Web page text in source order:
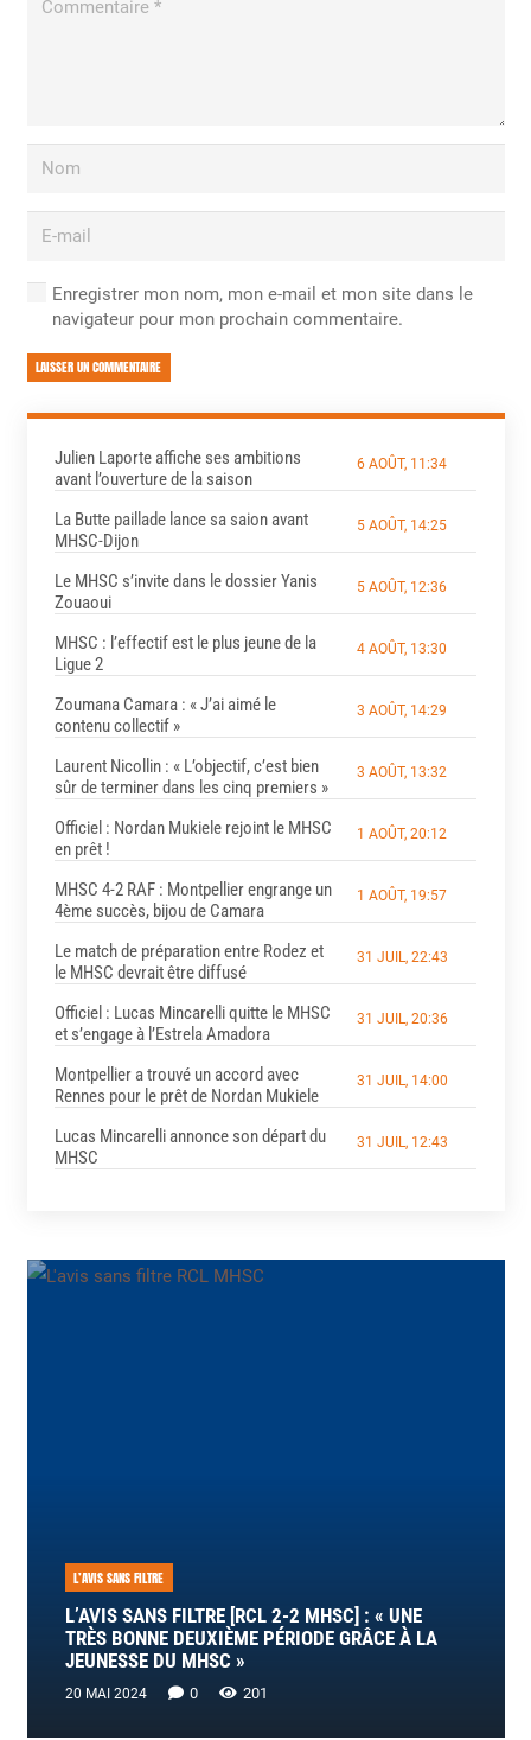
Enregistrer mon nom, mon e-mail et mon site dans le
navigateur pour mon prochain commentaire.
LAISSER UN COMMENTAIRE
Julien Laporte affiche ses ambitions
avant l’ouverture de la saison
6 AOÛT, 11:34
La Butte paillade lance sa saion avant
MHSC-Dijon
5 AOÛT, 14:25
Le MHSC s’invite dans le dossier Yanis
Zouaoui
5 AOÛT, 12:36
MHSC : l’effectif est le plus jeune de la
Ligue 2
4 AOÛT, 13:30
Zoumana Camara : « J’ai aimé le
contenu collectif »
3 AOÛT, 14:29
Laurent Nicollin : « L’objectif, c’est bien
sûr de terminer dans les cinq premiers »
3 AOÛT, 13:32
Officiel : Nordan Mukiele rejoint le MHSC
en prêt !
1 AOÛT, 20:12
MHSC 4-2 RAF : Montpellier engrange un
4ème succès, bijou de Camara
1 AOÛT, 19:57
Le match de préparation entre Rodez et
le MHSC devrait être diffusé
31 JUIL, 22:43
Officiel : Lucas Mincarelli quitte le MHSC
et s’engage à l’Estrela Amadora
31 JUIL, 20:36
Montpellier a trouvé un accord avec
Rennes pour le prêt de Nordan Mukiele
31 JUIL, 14:00
Lucas Mincarelli annonce son départ du
MHSC
31 JUIL, 12:43
L’AVIS SANS FILTRE
L’AVIS SANS FILTRE [RCL 2-2 MHSC] : « UNE
TRÈS BONNE DEUXIÈME PÉRIODE GRÂCE À LA
JEUNESSE DU MHSC »
20 MAI 2024 0 201